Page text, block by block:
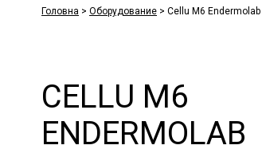
Головна > Оборудование > Cellu M6 Endеrmolab
CELLU M6
ENDЕRMOLAB